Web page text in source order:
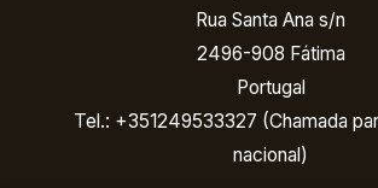
Rua Santa Ana s/n
2496-908 Fátima
Portugal
Tel.: +351249533327 (Chamada
nacional)